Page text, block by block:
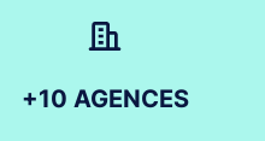
+10 AGENCES